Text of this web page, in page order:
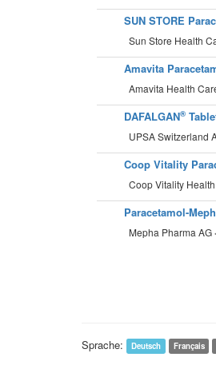
SUN STORE
Sun Store Health
Amavita
Amavita Health
DAFALGAN®
UPSA Switzerland
Coop Vitality
Coop Vitality
Paracetamol-
Mepha Pharma AG
Sprache: Deutsch Français